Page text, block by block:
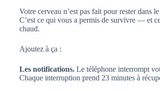
Votre cerveau n’est pas fait pour rester dans
C’est ce qui vous a permis de survivre — et
chaud.
Ajoutez à ça :
Les notifications. Le téléphone interrompt
Chaque interruption prend 23 minutes à